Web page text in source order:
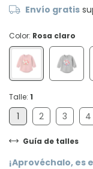
Envío gratis
Color: Rosa claro
Talle: 1
1 2 3 4
Guía de talles
¡Aprovéchalo, es